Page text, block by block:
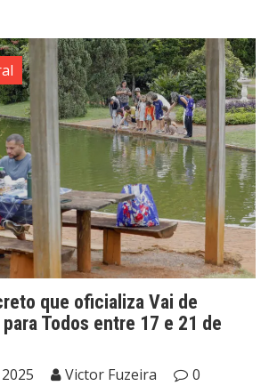
que oficializa Vai de
Todos entre 17 e 21 de
Victor Fuzeira
0